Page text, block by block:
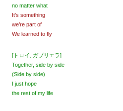
no matter what
It’s something
we’re part of
We learned to fly
[トロイ, ガブリエラ]
Together, side by side
(Side by side)
I just hope
the rest of my life